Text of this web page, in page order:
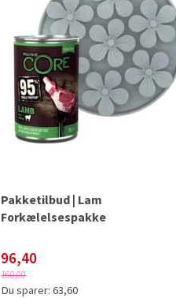
Pakketilbud | Lam
Forkælelsespakke
96,40
160,00
Du sparer:63,60